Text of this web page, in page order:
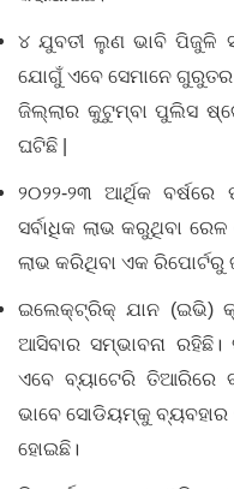
୪ ଯୁବତୀ ଲୁଣ ଭାବି ପିଜୁଳି
ଯୋଗୁଁ ଏବେ ସେମାନେ
ଜିଲ୍ଲାର କୁଟୁମ୍ବା ପୁଲିସ
ଘଟିଛି |
୨୦୨୨-୨୩ ଆର୍ଥିକ
ସର୍ବାଧିକ ଲାଭ କରୁଥିବା
ଲାଭ କରିଥିବା ଏକ ରିପୋର୍ଟରୁ
ଇଲେକ୍ଟ୍ରିକ୍ ଯାନ (ଇଭି)
ଆସିବାର ସମ୍ଭାବନା
ଏବେ ବ୍ୟାଟେରି ତିଆରିରେ
ଭାବେ ସୋଡିୟମ୍‌କୁ
ହୋଇଛି।